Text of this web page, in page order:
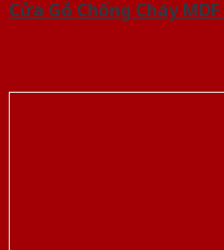
Cửa Gỗ Chống Cháy